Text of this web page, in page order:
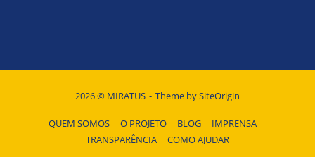
2026 © MIRATUS Theme bySiteOrigin
QUEM SOMOS O PROJETO BLOG
IMPRENSA
TRANSPARÊNCIA
COMO AJUDAR